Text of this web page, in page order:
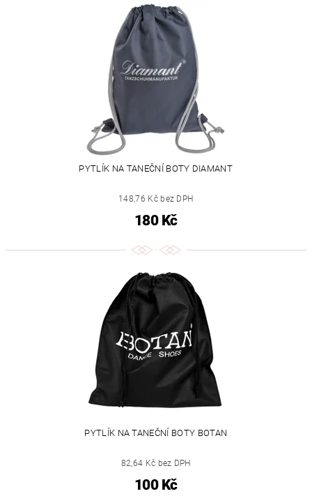
PYTLÍK NA TANEČNÍ BOTY DIAMANT
148,76 Kč bez DPH
180 Kč
PYTLÍK NA TANEČNÍ BOTY BOTAN
82,64 Kč bez DPH
100 Kč